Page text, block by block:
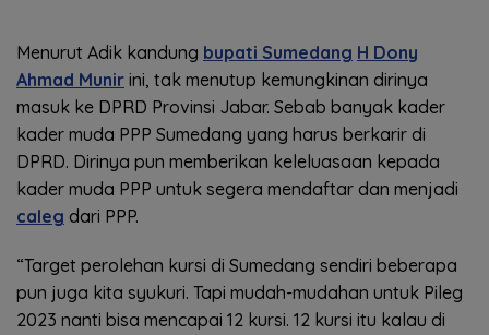
Menurut Adik kandung bupati Sumedang H Dony
Ahmad Munir ini, tak menutup kemungkinan dirinya
masuk ke DPRD Provinsi Jabar. Sebab banyak kader
kader muda PPP Sumedang yang harus berkarir di
DPRD. Dirinya pun memberikan keleluasaan kepada
kader muda PPP untuk segera mendaftar dan menjadi
caleg dari PPP.
“Target perolehan kursi di Sumedang sendiri beberapa
pun juga kita syukuri. Tapi mudah-mudahan untuk Pileg
2023 nanti bisa mencapai 12 kursi. 12 kursi itu kalau di